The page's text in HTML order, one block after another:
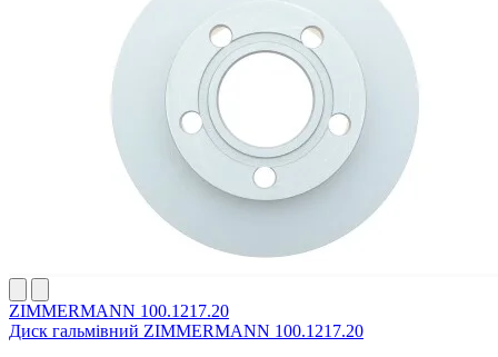
ZIMMERMANN 100.1217.20
Диск гальмівний ZIMMERMANN 100.1217.20